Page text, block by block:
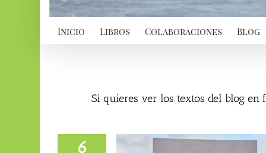
Inicio Libros Colaboraciones Blog
Si quieres ver los textos del blog en
6